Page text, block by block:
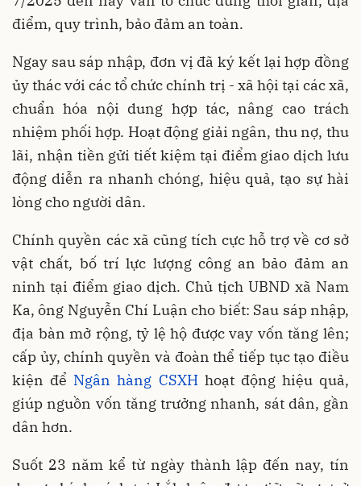
điểm, quy trình, bảo đảm an toàn.
Ngay sau sáp nhập, đơn vị đã ký kết lại hợp đồng
ủy thác với các tổ chức chính trị - xã hội tại các xã,
chuẩn hóa nội dung hợp tác, nâng cao trách
nhiệm phối hợp. Hoạt động giải ngân, thu nợ, thu
lãi, nhận tiền gửi tiết kiệm tại điểm giao dịch lưu
động diễn ra nhanh chóng, hiệu quả, tạo sự hài
lòng cho người dân.
Chính quyền các xã cũng tích cực hỗ trợ về cơ sở
vật chất, bố trí lực lượng công an bảo đảm an
ninh tại điểm giao dịch. Chủ tịch UBND xã Nam
Ka, ông Nguyễn Chí Luận cho biết: Sau sáp nhập,
địa bàn mở rộng, tỷ lệ hộ được vay vốn tăng lên;
cấp ủy, chính quyền và đoàn thể tiếp tục tạo điều
kiện để Ngân hàng CSXHhoạt động hiệu quả,
giúp nguồn vốn tăng trưởng nhanh, sát dân, gần
dân hơn.
Suốt 23 năm kể từ ngày thành lập đến nay, tín